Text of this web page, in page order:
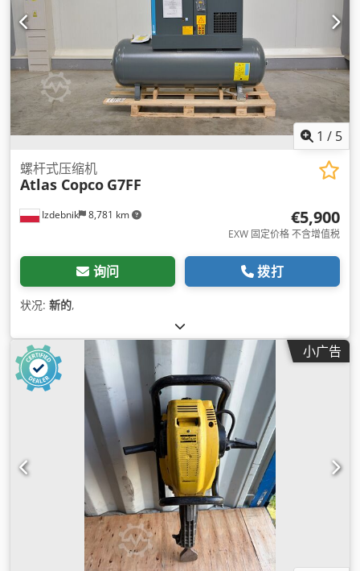
1 / 5
Izdebnik 8,781 km
螺杆式压缩机
Atlas Copco G7FF
€5,900
EXW 固定价格 不含增值税
询问 拨打
状况: 新的,
小广告